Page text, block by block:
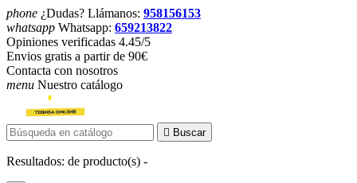
phone ¿Dudas? Llámanos: 958156153
whatsapp Whatsapp: 659213822
Opiniones verificadas 4.45/5
Envios gratis a partir de 90€
Contacta con nosotros
menu Nuestro catálogo
 Buscar
Resultados: de producto(s) -